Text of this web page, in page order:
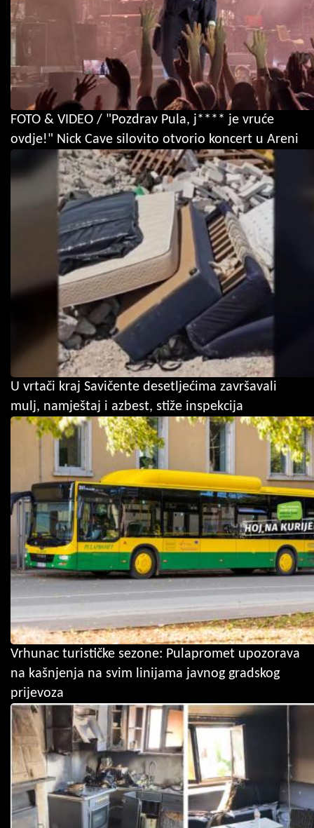
FOTO & VIDEO / "Pozdrav Pula, j**** je vruće
ovdje!" Nick Cave silovito otvorio koncert u Areni
U vrtači kraj Savičente desetljećima završavali
mulj, namještaj i azbest, stiže inspekcija
Vrhunac turističke sezone: Pulapromet upozorava
na kašnjenja na svim linijama javnog gradskog
prijevoza